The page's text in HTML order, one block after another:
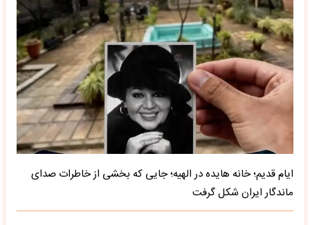
ایام قدیم؛ خانه هایده در الهیه؛ جایی که بخشی از خاطرات صدای
ماندگار ایران شکل گرفت